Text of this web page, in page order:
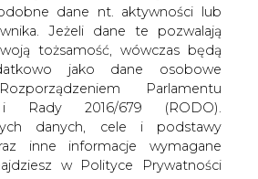
dane nt. aktywności lub
Jeżeli dane te pozwalają
tożsamość, wówczas będą
jako dane osobowe
Parlamentu
i Rady 2016/679 (RODO).
danych, cele i podstawy
inne informacje wymagane
w Polityce Prywatności